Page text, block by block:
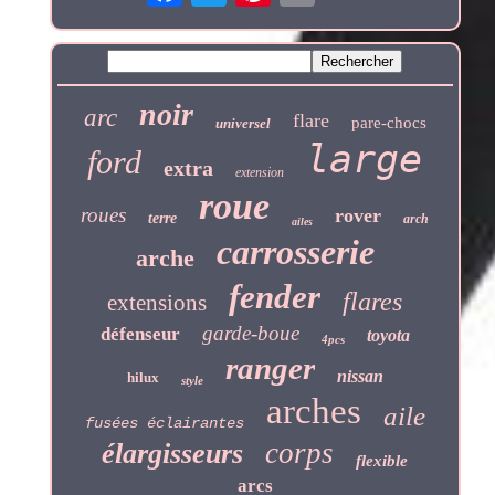
arc noir universel flare pare-chocs
ford extra extension large
roues terre roue ailes rover arch
arche carrosserie
extensions fender flares
défenseur garde-boue 4pcs toyota
hilux style ranger nissan
fusées éclairantes arches aile
élargisseurs corps flexible
arcs